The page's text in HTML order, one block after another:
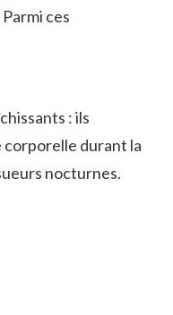
ces
: ils
durant la
nocturnes.